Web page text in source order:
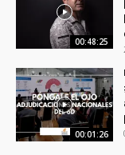
00:48:25
00:01:26